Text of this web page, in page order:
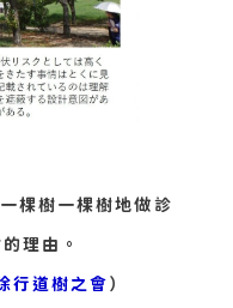
棵樹一棵樹地做診
理由。
行道樹之會）